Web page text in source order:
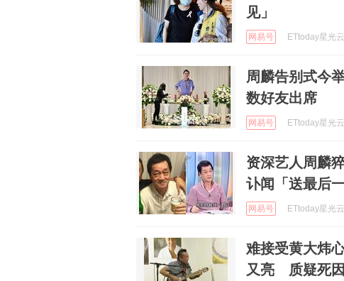
见」
网易号 ETtoday星光
周麟告别式今
数好友出席
网易号 ETtoday星光
资深艺人周麟
讣闻「送最后一
网易号 ETtoday星光
难接受黄大炜
又亮 质疑死因